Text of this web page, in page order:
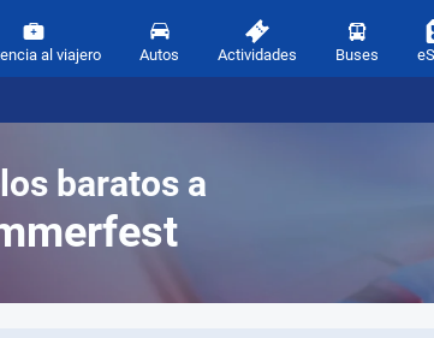
al viajero Autos Actividades Buses
baratos a